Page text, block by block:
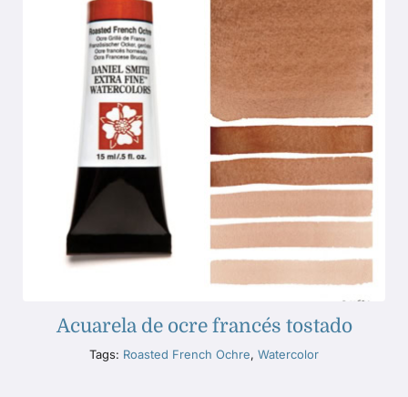
Acuarela de ocre francés tostado
Tags: Roasted French Ochre, Watercolor